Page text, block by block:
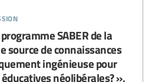
SABER de la
source de connaissances
ingénieuse pour
néolibérales? »,